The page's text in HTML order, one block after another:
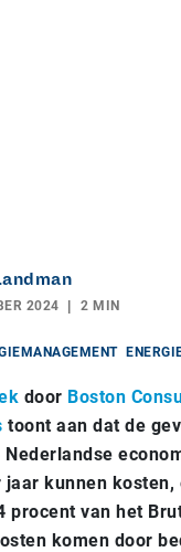
2024 2 MIN
door Boston
toont aan dat de
kunnen kosten,
procent van het
komen door